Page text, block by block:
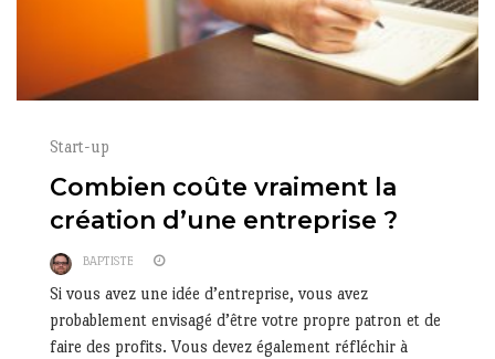
Start-up
Combien coûte vraiment la
création d’une entreprise ?
BAPTISTE
Si vous avez une idée d’entreprise, vous avez
probablement envisagé d’être votre propre patron et de
faire des profits. Vous devez également réfléchir à